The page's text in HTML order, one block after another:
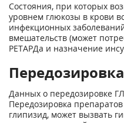
Состояния, при которых
уровнем глюкозы в крови
инфекционных
вмешательств (может
РЕТАРДа и назначение
Передозировка
Данных о передозировке
Передозировка
глипизид, может вызвать